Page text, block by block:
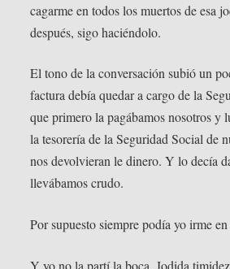
cagarme en todos los muertos de esa
después, sigo haciéndolo.
El tono de la conversación subió un
factura debía quedar a cargo de la
que primero la pagábamos nosotros y
la tesorería de la Seguridad Social de
nos devolvieran le dinero. Y lo decía
llevábamos crudo.
Por supuesto siempre podía yo irme
Y yo no la partí la boca. Jodida